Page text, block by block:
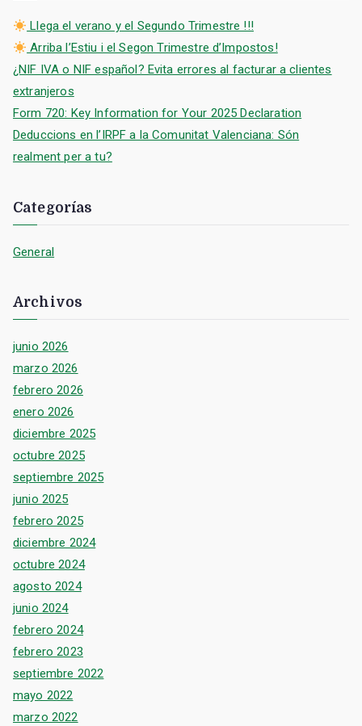
Llega el verano y el Segundo Trimestre !!!
Arriba l’Estiu i el Segon Trimestre d’Impostos!
¿NIF IVA o NIF español? Evita errores al facturar a clientes
extranjeros
Form 720: Key Information for Your 2025 Declaration
Deduccions en l’IRPF a la Comunitat Valenciana: Són
realment per a tu?
Categorías
General
Archivos
junio 2026
marzo 2026
febrero 2026
enero 2026
diciembre 2025
octubre 2025
septiembre 2025
junio 2025
febrero 2025
diciembre 2024
octubre 2024
agosto 2024
junio 2024
febrero 2024
febrero 2023
septiembre 2022
mayo 2022
marzo 2022